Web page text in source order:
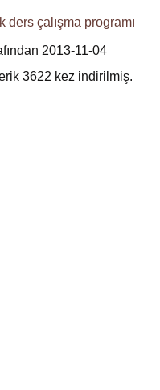
ders çalışma programı
2013-11-04
3622 kez indirilmiş.